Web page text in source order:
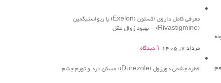
معرفی کامل داروی اکسلون (Exelon) یا ریواستیگمین
(Rivastigmine) – بهبود زوال عقل
مرداد 7, 1405
۱ دیدگاه
قطره چشمی دورزول (Durezole)؛ مسکن درد و تورم چشم